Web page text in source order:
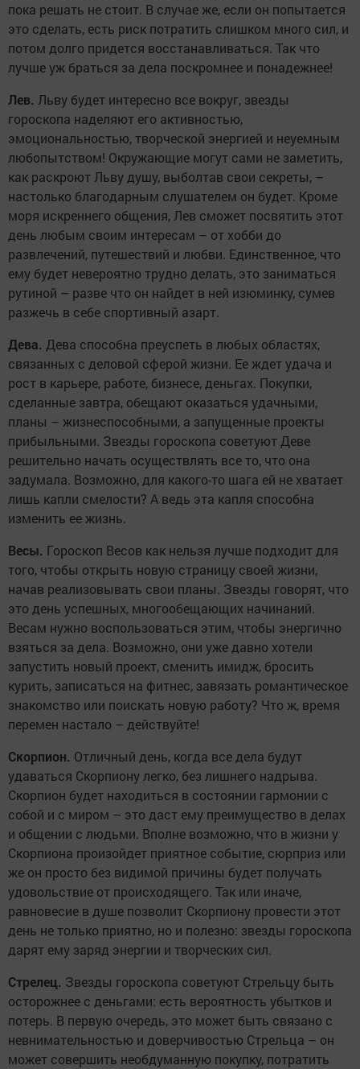
пока решать не стоит. В случае же, если он попытается
это сделать, есть риск потратить слишком много сил, и
потом долго придется восстанавливаться. Так что
лучше уж браться за дела поскромнее и понадежнее!
Лев. Льву будет интересно все вокруг, звезды
гороскопа наделяют его активностью,
эмоциональностью, творческой энергией и неуемным
любопытством! Окружающие могут сами не заметить,
как раскроют Льву душу, выболтав свои секреты, –
настолько благодарным слушателем он будет. Кроме
моря искреннего общения, Лев сможет посвятить этот
день любым своим интересам – от хобби до
развлечений, путешествий и любви. Единственное, что
ему будет невероятно трудно делать, это заниматься
рутиной – разве что он найдет в ней изюминку, сумев
разжечь в себе спортивный азарт.
Дева. Дева способна преуспеть в любых областях,
связанных с деловой сферой жизни. Ее ждет удача и
рост в карьере, работе, бизнесе, деньгах. Покупки,
сделанные завтра, обещают оказаться удачными,
планы – жизнеспособными, а запущенные проекты
прибыльными. Звезды гороскопа советуют Деве
решительно начать осуществлять все то, что она
задумала. Возможно, для какого-то шага ей не хватает
лишь капли смелости? А ведь эта капля способна
изменить ее жизнь.
Весы. Гороскоп Весов как нельзя лучше подходит для
того, чтобы открыть новую страницу своей жизни,
начав реализовывать свои планы. Звезды говорят, что
это день успешных, многообещающих начинаний.
Весам нужно воспользоваться этим, чтобы энергично
взяться за дела. Возможно, они уже давно хотели
запустить новый проект, сменить имидж, бросить
курить, записаться на фитнес, завязать романтическое
знакомство или поискать новую работу? Что ж, время
перемен настало – действуйте!
Скорпион. Отличный день, когда все дела будут
удаваться Скорпиону легко, без лишнего надрыва.
Скорпион будет находиться в состоянии гармонии с
собой и с миром – это даст ему преимущество в делах
и общении с людьми. Вполне возможно, что в жизни у
Скорпиона произойдет приятное событие, сюрприз или
же он просто без видимой причины будет получать
удовольствие от происходящего. Так или иначе,
равновесие в душе позволит Скорпиону провести этот
день не только приятно, но и полезно: звезды гороскопа
дарят ему заряд энергии и творческих сил.
Стрелец. Звезды гороскопа советуют Стрельцу быть
осторожнее с деньгами: есть вероятность убытков и
потерь. В первую очередь, это может быть связано с
невнимательностью и доверчивостью Стрельца – он
может совершить необдуманную покупку, потратить